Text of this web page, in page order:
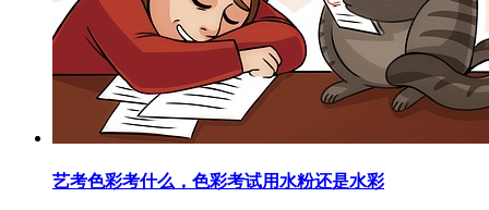
艺考色彩考什么，色彩考试用水粉还是水彩